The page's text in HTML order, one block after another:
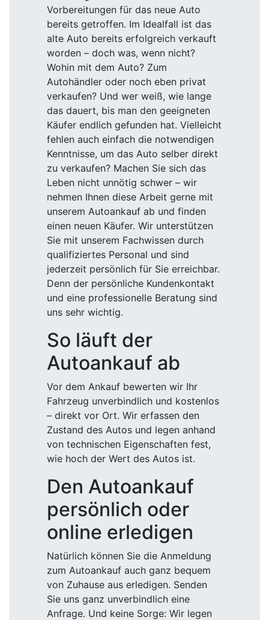
Vorbereitungen für das neue Auto
bereits getroffen. Im Idealfall ist das
alte Auto bereits erfolgreich verkauft
worden – doch was, wenn nicht?
Wohin mit dem Auto? Zum
Autohändler oder noch eben privat
verkaufen? Und wer weiß, wie lange
das dauert, bis man den geeigneten
Käufer endlich gefunden hat. Vielleicht
fehlen auch einfach die notwendigen
Kenntnisse, um das Auto selber direkt
zu verkaufen? Machen Sie sich das
Leben nicht unnötig schwer – wir
nehmen Ihnen diese Arbeit gerne mit
unserem Autoankauf ab und finden
einen neuen Käufer. Wir unterstützen
Sie mit unserem Fachwissen durch
qualifiziertes Personal und sind
jederzeit persönlich für Sie erreichbar.
Denn der persönliche Kundenkontakt
und eine professionelle Beratung sind
uns sehr wichtig.
So läuft der
Autoankauf ab
Vor dem Ankauf bewerten wir Ihr
Fahrzeug unverbindlich und kostenlos
– direkt vor Ort. Wir erfassen den
Zustand des Autos und legen anhand
von technischen Eigenschaften fest,
wie hoch der Wert des Autos ist.
Den Autoankauf
persönlich oder
online erledigen
Natürlich können Sie die Anmeldung
zum Autoankauf auch ganz bequem
von Zuhause aus erledigen. Senden
Sie uns ganz unverbindlich eine
Anfrage. Und keine Sorge: Wir legen